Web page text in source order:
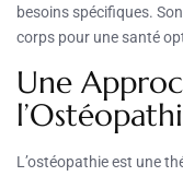
besoins spécifiques.
corps pour une santé
Une
L’ostéopathie est une